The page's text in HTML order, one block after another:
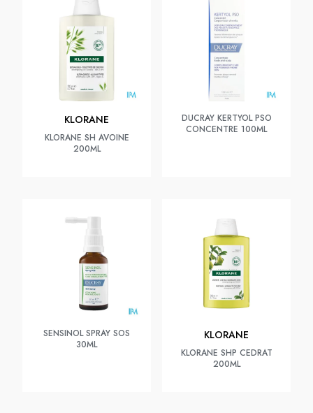
KLORANE
KLORANE SH AVOINE
200ML
DUCRAY KERTYOL PSO
CONCENTRE 100ML
SENSINOL SPRAY SOS
30ML
KLORANE
KLORANE SHP CEDRAT
200ML